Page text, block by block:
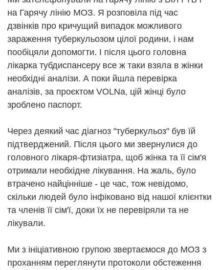
на Гарячу лінію МОЗ. Я розповіла під час
дзвінків про кричущий випадок можливого
зараження туберкульозом цілої родини, і нам
пообіцяли допомогти. І після цього головна
лікарка тубдиспансеру все ж таки взяла в жінки
необхідні аналізи. А поки йшла перевірка
аналізів, за проєктом VOLNa, цій жінці було
зроблено паспорт.
Через деякий час діагноз "туберкульоз" був їй
підтверджений. Після цього ми звернулися до
головного лікаря-фтизіатра, щоб жінка та її сім'я
отримали необхідне лікування. На жаль, було
втрачено найцінніше - це час, тож невідомо,
скільки людей було інфіковано від нашої клієнтки
та членів її сім'ї, доки їх не перевіряли та не
лікували.
Ми з ініціативною групою звертаємося до МОЗ з
проханням переглянути протоколи обстеження